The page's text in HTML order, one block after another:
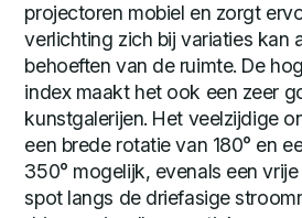
projectoren mobiel en zorgt
verlichting zich bij variaties kan
behoeften van de ruimte. De
index maakt het ook een zeer
kunstgalerijen. Het veelzijdige
een brede rotatie van 180° en
350° mogelijk, evenals een
spot langs de driefasige